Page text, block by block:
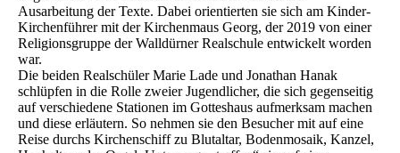
Ausarbeitung der Texte. Dabei orientierten sie sich am Kinder-
Kirchenführer mit der Kirchenmaus Georg, der 2019 von einer
Religionsgruppe der Walldürner Realschule entwickelt worden
war.
Die beiden Realschüler Marie Lade und Jonathan Hanak
schlüpfen in die Rolle zweier Jugendlicher, die sich gegenseitig
auf verschiedene Stationen im Gotteshaus aufmerksam machen
und diese erläutern. So nehmen sie den Besucher mit auf eine
Reise durchs Kirchenschiff zu Blutaltar, Bodenmosaik, Kanzel,